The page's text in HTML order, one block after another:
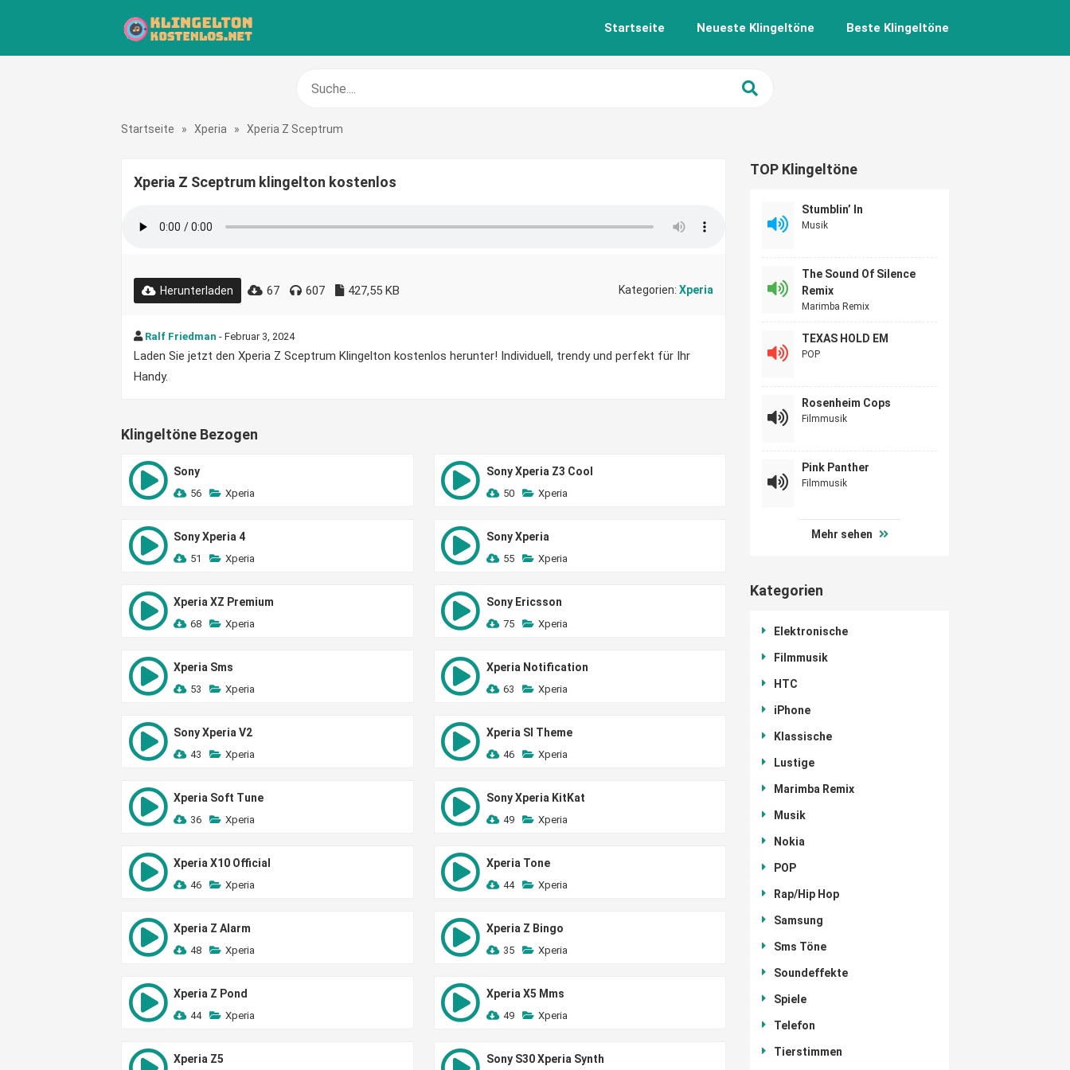
Startseite Neueste Klingeltöne Beste Klingeltöne
Startseite » Xperia » Xperia Z Sceptrum
Xperia Z Sceptrum klingelton kostenlos
Herunterladen 67 607 427,55 KB Kategorien: Xperia
Ralf Friedman - Februar 3, 2024
Laden Sie jetzt den Xperia Z Sceptrum Klingelton kostenlos herunter! Individuell, trendy und perfekt für Ihr
Handy.
Klingeltöne Bezogen
Sony
56 Xperia
Sony Xperia Z3 Cool
50 Xperia
Sony Xperia 4
51 Xperia
Sony Xperia
55 Xperia
Xperia XZ Premium
68 Xperia
Sony Ericsson
75 Xperia
Xperia Sms
53 Xperia
Xperia Notification
63 Xperia
Sony Xperia V2
43 Xperia
Xperia Sl Theme
46 Xperia
Xperia Soft Tune
36 Xperia
Sony Xperia KitKat
49 Xperia
Xperia X10 Official
46 Xperia
Xperia Tone
44 Xperia
Xperia Z Alarm
48 Xperia
Xperia Z Bingo
35 Xperia
Xperia Z Pond
44 Xperia
Xperia X5 Mms
49 Xperia
Xperia Z5 Sony S30 Xperia Synth
TOP Klingeltöne
Stumblin’ In
Musik
The Sound Of Silence
Remix
Marimba Remix
TEXAS HOLD EM
POP
Rosenheim Cops
Filmmusik
Pink Panther
Filmmusik
Mehr sehen
Kategorien
Elektronische
Filmmusik
HTC
iPhone
Klassische
Lustige
Marimba Remix
Musik
Nokia
POP
Rap/Hip Hop
Samsung
Sms Töne
Soundeffekte
Spiele
Telefon
Tierstimmen